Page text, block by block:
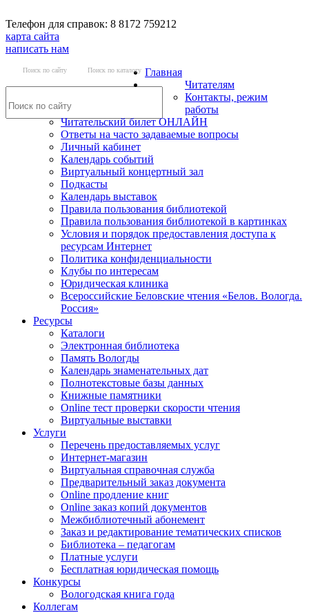
Телефон для справок: 8 8172 759212
карта сайта
написать нам
Поиск по сайту Поиск по каталогу Главная
Читателям
Контакты, режим
работы
Читательский билет ОНЛАЙН
Ответы на часто задаваемые вопросы
Личный кабинет
Календарь событий
Виртуальный концертный зал
Подкасты
Календарь выставок
Правила пользования библиотекой
Правила пользования библиотекой в картинках
Условия и порядок предоставления доступа к
ресурсам Интернет
Политика конфиденциальности
Клубы по интересам
Юридическая клиника
Всероссийские Беловские чтения «Белов. Вологда.
Россия»
Ресурсы
Каталоги
Электронная библиотека
Память Вологды
Календарь знаменательных дат
Полнотекстовые базы данных
Книжные памятники
Online тест проверки скорости чтения
Виртуальные выставки
Услуги
Перечень предоставляемых услуг
Интернет-магазин
Виртуальная справочная служба
Предварительный заказ документа
Online продление книг
Online заказ копий документов
Межбиблиотечный абонемент
Заказ и редактирование тематических списков
Библиотека – педагогам
Платные услуги
Бесплатная юридическая помощь
Конкурсы
Вологодская книга года
Коллегам